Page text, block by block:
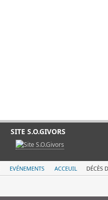
SITE S.O.GIVORS
EVÉNEMENTS ACCEUIL DÉCÈS